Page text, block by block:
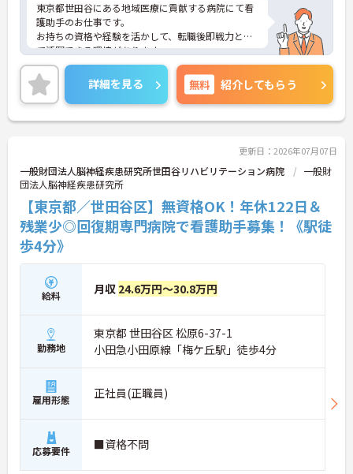
東京都世田谷にある地域医療に貢献する病院にて看
護助手のお仕事です。
お持ちの資格や経験を活かして、転職後即戦力とし
て活躍できる環境があります。
ご興味ある方には、面接対策ポイントなど、さらに
詳細をお話しいたしますのでお気軽にご相談くださ
い。
詳細を見る 無料 紹介してもらう
更新日：2026年07月07日
一般財団法人脳神経疾患研究所世田谷リハビリテーション病院
一般財
団法人脳神経疾患研究所
【東京都／世田谷区】無資格OK！年休122日＆
残業少◎回復期専門病院で看護助手募集！《駅徒
歩4分》
給料 月収 24.6万円～30.8万円
勤務地
東京都 世田谷区 松原6-37-1
小田急小田原線「梅ケ丘駅」徒歩4分
雇用形態 正社員(正職員)
応募要件 ■資格不問